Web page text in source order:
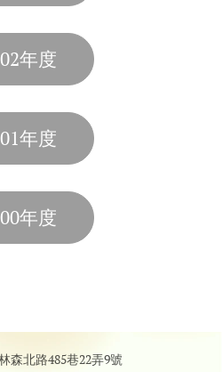
年度
年度
年度
森北路485巷22弄9號